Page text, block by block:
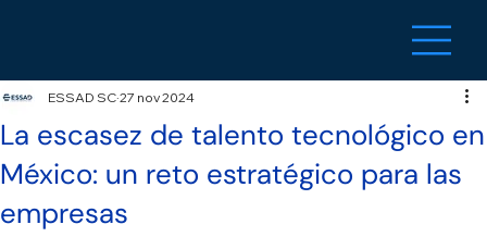
La escasez de talento tecnológico en
México: un reto estratégico para las
empresas
ESSAD SC 27 nov 2024